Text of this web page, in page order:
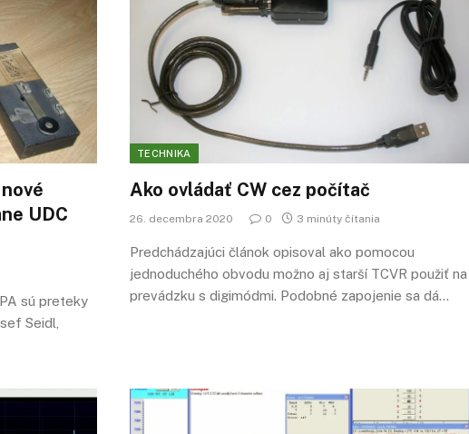
UDC
sú preteky
Seidl,
TECHNIKA
Ako ovládať CW cez počítač
26. decembra 2020 0 3 minúty čítania
Predchádzajúci článok opisoval ako pomocou
jednoduchého obvodu možno aj starší TCVR použiť na
prevádzku s digimódmi. Podobné zapojenie sa dá…